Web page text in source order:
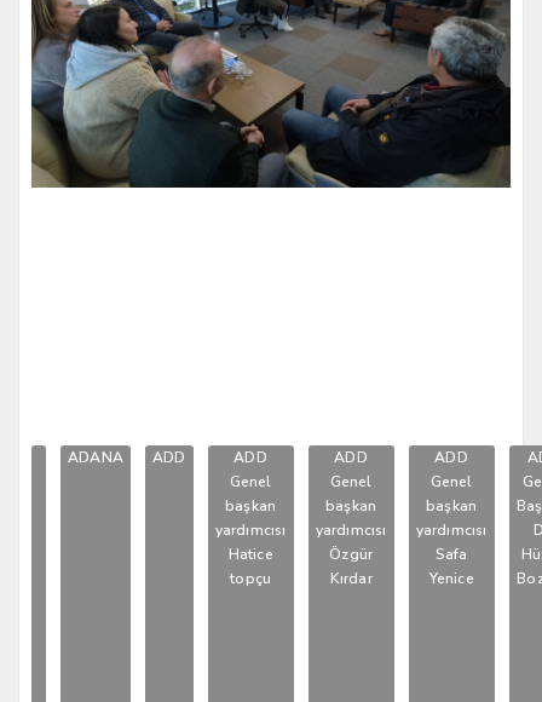
ADANA ADD
ADD
Genel
başkan
yardımcısı
Hatice
topçu
ADD
Genel
başkan
yardımcısı
Özgür
Kırdar
ADD
Genel
başkan
yardımcısı
Safa
Yenice